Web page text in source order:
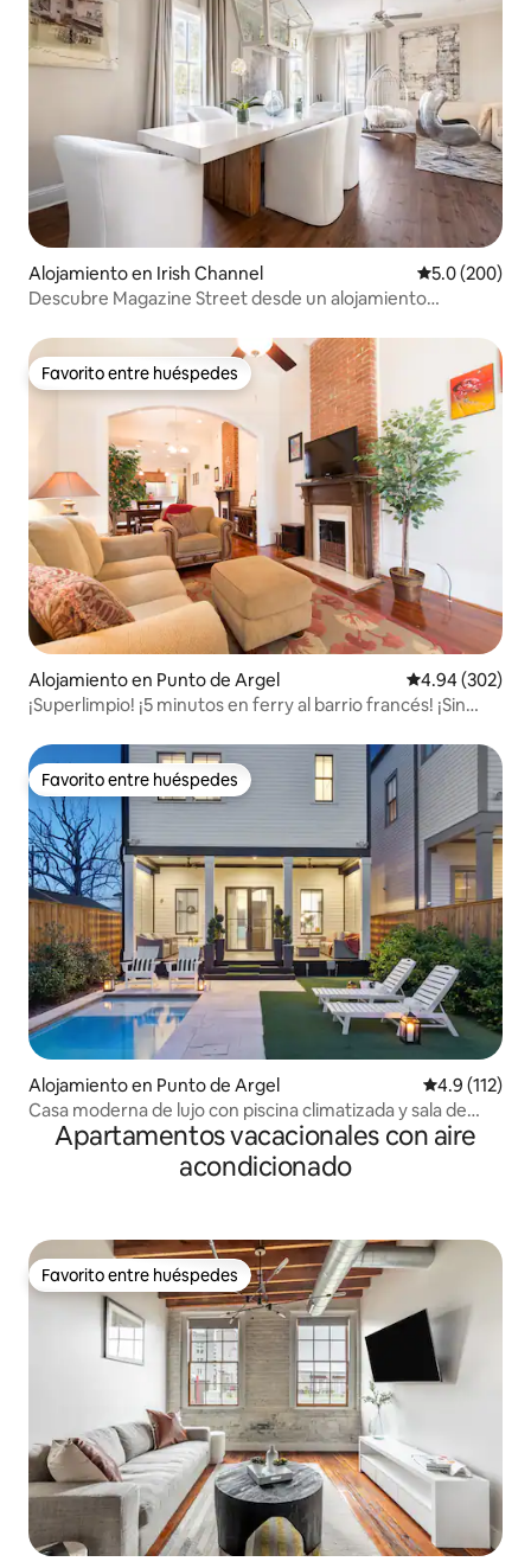
Alojamiento en Irish Channel Calificación
5.0 (200)
Descubre Magazine Street desde un alojamiento
Favorito entre huéspedes
Favorito entre huéspedes
Alojamiento en Punto de Argel Calificación
4.94 (302)
¡Superlimpio! ¡5 minutos en ferry al barrio francés! ¡Sin
Favorito entre huéspedes
Favorito entre huéspedes
Alojamiento en Punto de Argel Calificación
4.9 (112)
Casa moderna de lujo con piscina climatizada y sala de
juegos
Apartamentos vacacionales con aire
acondicionado
Favorito entre huéspedes
Favorito entre huéspedes